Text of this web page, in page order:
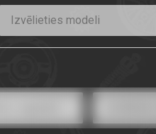
Izvēlieties modeli